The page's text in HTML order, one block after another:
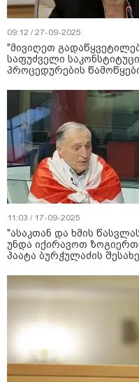
09:12 / 27-09-2025
"მივიღეთ
საფუძველი
პროცედურების
11:03 / 17-09-2025
"ასაკთან და ხმის
უნდა იქირავოთ
პაატა ბურჭულაძის